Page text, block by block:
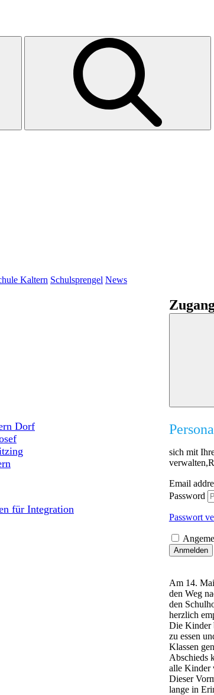
Dorf
für Integration
Kaltern Schulsprengel News
sich mit
Email
Password
Passwort
Anmelden
Am 14.
den Weg
den
herzlich
Die Kinder
zu essen
Klassen
Abschieds
alle Kinder
Dieser
lange in